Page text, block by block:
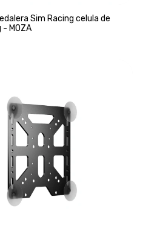
Sim Racing celula de
MOZA